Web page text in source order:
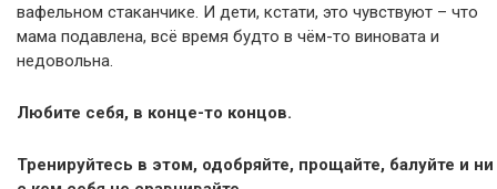
вафельном стаканчике. И дети, кстати, это чувствуют – что
мама подавлена, всё время будто в чём-то виновата и
недовольна.
Любите себя, в конце-то концов.
Тренируйтесь в этом, одобряйте, прощайте, балуйте и ни